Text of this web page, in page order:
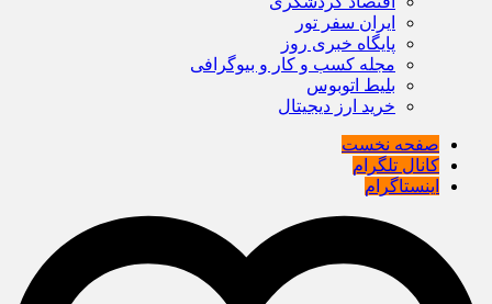
ایران سفر تور
پایگاه خبری روز
مجله کسب و کار و بیوگرافی
بلیط اتوبوس
خرید ارز دیجیتال
صفحه نخست
کانال تلگرام
اینستاگرام